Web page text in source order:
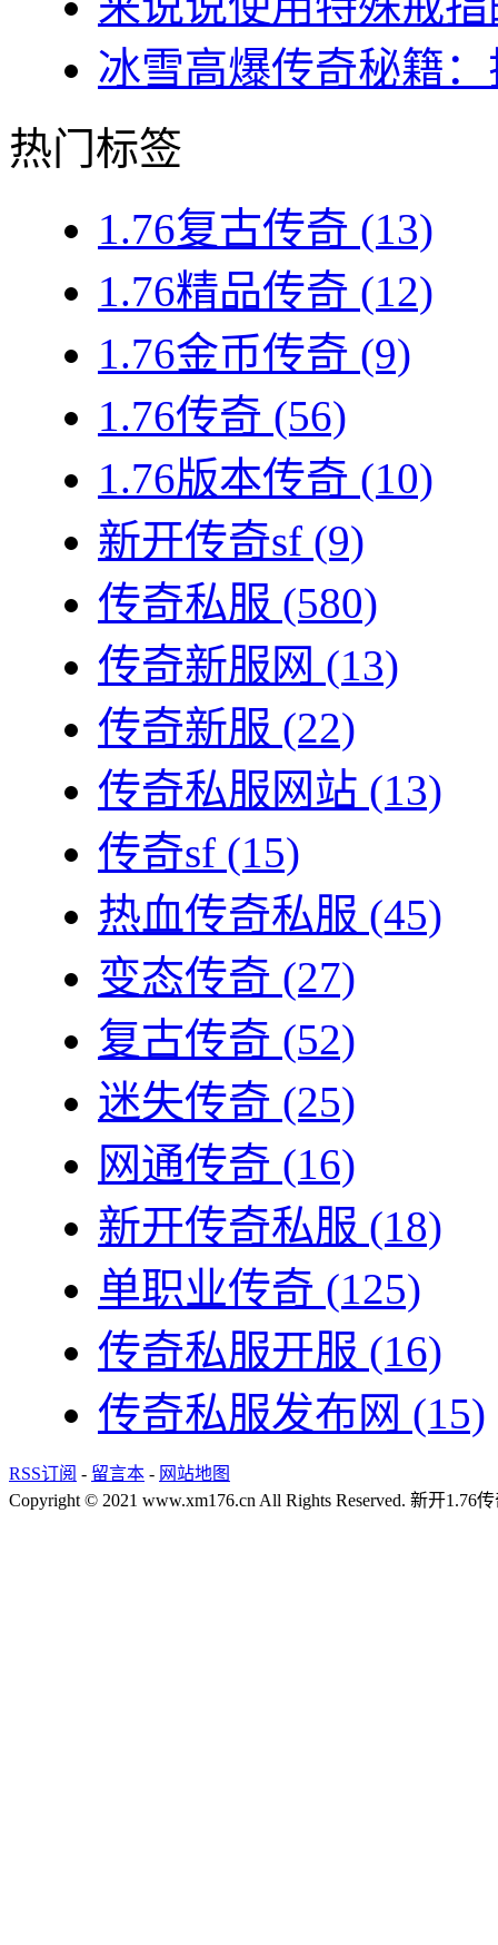
冰雪高爆传奇秘籍
热门标签
1.76复古传奇 (13)
1.76精品传奇 (12)
1.76金币传奇 (9)
1.76传奇 (56)
1.76版本传奇 (10)
新开传奇sf (9)
传奇私服 (580)
传奇新服网 (13)
传奇新服 (22)
传奇私服网站 (13)
传奇sf (15)
热血传奇私服 (45)
变态传奇 (27)
复古传奇 (52)
迷失传奇 (25)
网通传奇 (16)
新开传奇私服 (18)
单职业传奇 (125)
传奇私服开服 (16)
传奇私服发布网 (15)
RSS订阅 - 留言本 - 网站地图
Copyright © 2021 www.xm176.cn All Rights Reserved. 新开1.76